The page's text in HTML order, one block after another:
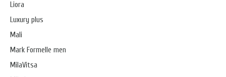
Liora
Luxury plus
Mali
Mark Formelle men
MilaVitsa